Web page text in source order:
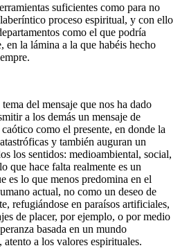
suficientes como para no
proceso espiritual, y con ello
como el que podría
en la lámina a la que habéis hecho
del mensaje que nos ha dado
a los demás un mensaje de
como el presente, en donde la
y también auguran un
los sentidos: medioambiental, social,
que hace falta realmente es un
es lo que menos predomina en el
actual, no como un deseo de
refugiándose en paraísos artificiales,
de placer, por ejemplo, o por medio
basada en un mundo
a los valores espirituales.